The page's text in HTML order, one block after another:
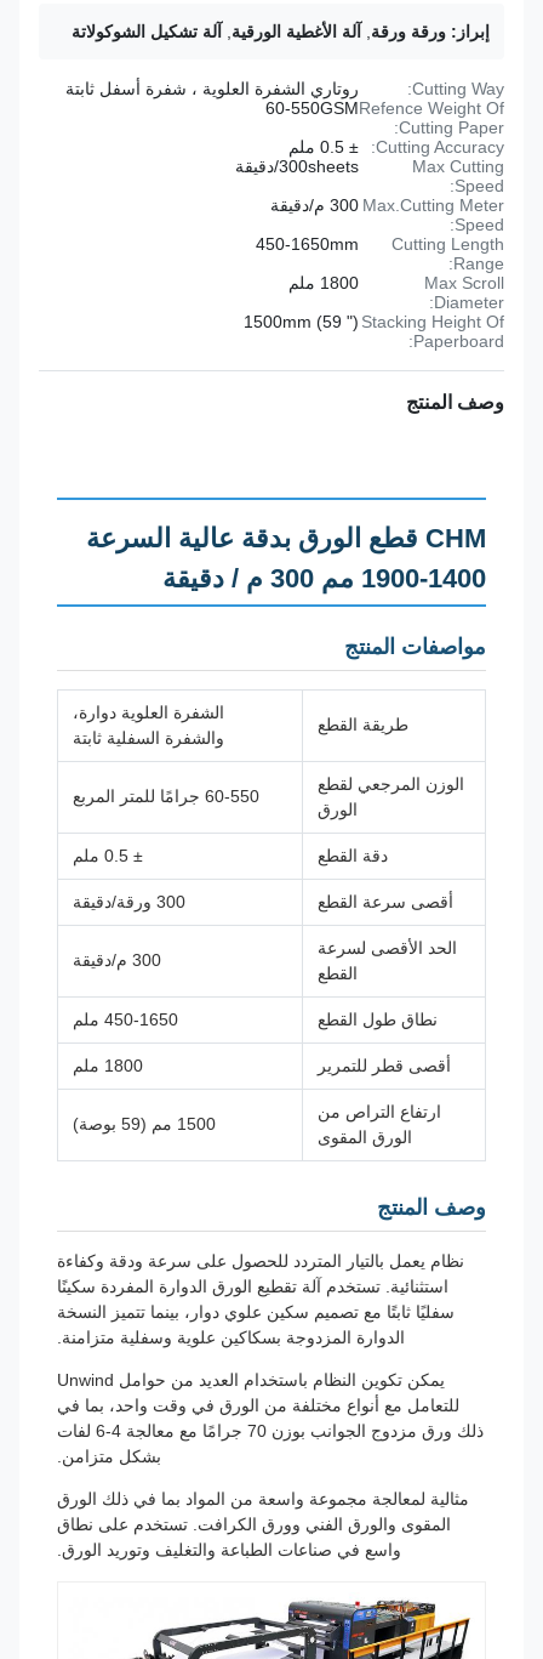
ورقة ورقة ,آلة الأغطية الورقية,آلة تشكيل الشوكولاتة
Cutting Way:
روتاري الشفرة العلوية ، شفرة أسفل ثابتة
Refence Weight Of
Cutting Paper:
60-550GSM
Cutting Accuracy:
± 0.5 ملم
Max Cutting
Speed:
300sheets/دقيقة
Max.Cutting Meter
Speed:
300 م/دقيقة
Cutting Length
Range:
450-1650mm
Max Scroll
Diameter:
Stacking Height Of
Paperboard:
1500mm (59 ")
وصف المنتج
CHM قطع الورق بدقة عالية السرعة
1400-1900 مم 300 م / دقيقة
مواصفات المنتج
طريقة القطع
الشفرة العلوية دوارة،
والشفرة السفلية ثابتة
الوزن المرجعي لقطع
60-550 جرامًا للمتر المربع
دقة القطع
أقصى سرعة القطع
الحد الأقصى لسرعة
نطاق طول القطع 450-1650 ملم
أقصى قطر للتمرير
ارتفاع التراص من
الورق المقوى
وصف المنتج
نظام يعمل بالتيار المتردد للحصول على سرعة ودقة وكفاءة
استثنائية. تستخدم آلة تقطيع الورق الدوارة المفردة سكينًا
سفليًا ثابتًا مع تصميم سكين علوي دوار، بينما تتميز النسخة
الدوارة المزدوجة بسكاكين علوية وسفلية متزامنة.
يمكن تكوين النظام باستخدام العديد من حوامل Unwind
للتعامل مع أنواع مختلفة من الورق في وقت واحد، بما في
ذلك ورق مزدوج الجوانب بوزن 70 جرامًا مع معالجة 4-6 لفات
بشكل متزامن.
مثالية لمعالجة مجموعة واسعة من المواد بما في ذلك الورق
المقوى والورق الفني وورق الكرافت. تستخدم على نطاق
واسع في صناعات الطباعة والتغليف وتوريد الورق.